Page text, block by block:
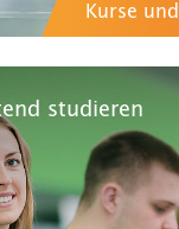
Kurse
studieren